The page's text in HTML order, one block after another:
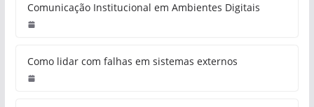
Comunicação Institucional em Ambientes Digitais
Como lidar com falhas em sistemas externos